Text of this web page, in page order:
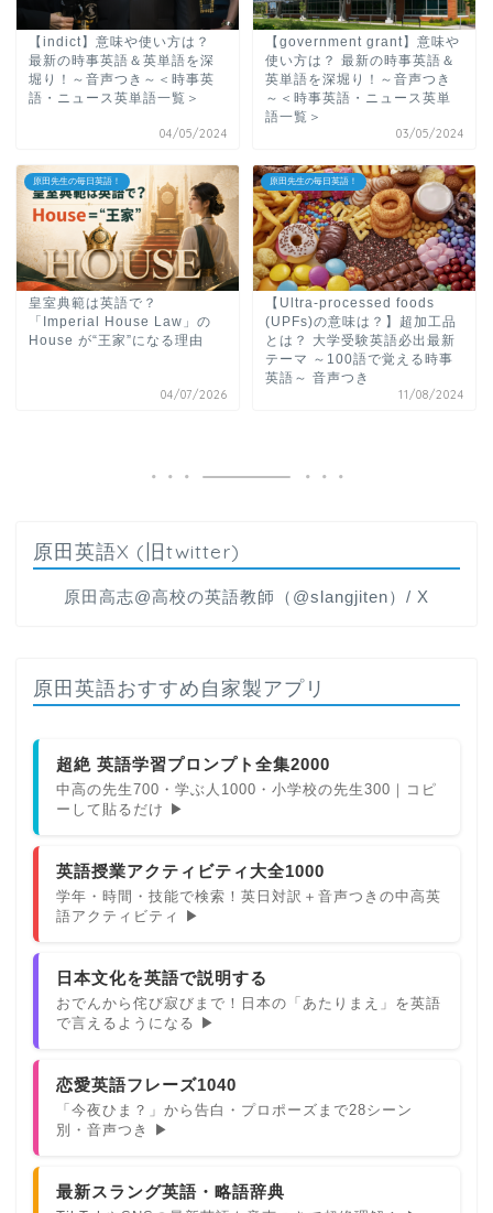
【indict】意味や使い方は？
最新の時事英語＆英単語を深
堀り！～音声つき～＜時事英
語・ニュース英単語一覧＞
04/05/2024
【government grant】意味や
使い方は？ 最新の時事英語＆
英単語を深堀り！～音声つき
～＜時事英語・ニュース英単
語一覧＞
03/05/2024
原田先生の毎日英語！
皇室典範は英語で？
「Imperial House Law」の
House が“王家”になる理由
04/07/2026
原田先生の毎日英語！
【Ultra-processed foods
(UPFs)の意味は？】超加工品
とは？ 大学受験英語必出最新
テーマ ～100語で覚える時事
英語～ 音声つき
11/08/2024
原田英語X (旧twitter)
原田高志@高校の英語教師（@slangjiten）/ X
原田英語おすすめ自家製アプリ
超絶 英語学習プロンプト全集2000
中高の先生700・学ぶ人1000・小学校の先生300｜コピ
ーして貼るだけ ▶
英語授業アクティビティ大全1000
学年・時間・技能で検索！英日対訳＋音声つきの中高英
語アクティビティ ▶
日本文化を英語で説明する
おでんから侘び寂びまで！日本の「あたりまえ」を英語
で言えるようになる ▶
恋愛英語フレーズ1040
「今夜ひま？」から告白・プロポーズまで28シーン
別・音声つき ▶
最新スラング英語・略語辞典